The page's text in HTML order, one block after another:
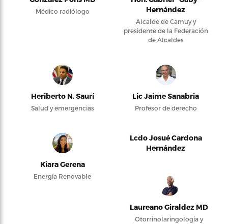
Médico radiólogo
Hernández
Alcalde de Camuy y
presidente de la Federación
de Alcaldes
Heriberto N. Saurí
Salud y emergencias
Lic Jaime Sanabria
Profesor de derecho
Kiara Gerena
Energía Renovable
Lcdo Josué Cardona
Hernández
Laureano Giraldez MD
Otorrinolaringología y